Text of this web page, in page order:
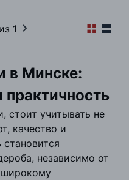
из 1
в Минске:
стоит учитывать не
качество и
независимо от
широкому